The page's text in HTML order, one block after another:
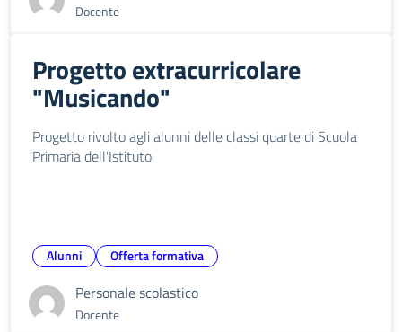
Docente
Progetto extracurricolare
"Musicando"
Progetto rivolto agli alunni delle classi quarte di Scuola
Primaria dell'Istituto
Alunni Offerta formativa
Personale scolastico
Docente